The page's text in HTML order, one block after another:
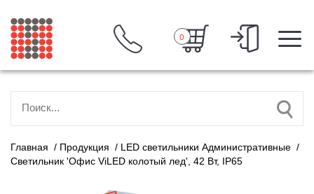
0
Главная / Продукция / LED светильники Административные /
Светильник 'Офис ViLED колотый лед', 42 Вт, IP65